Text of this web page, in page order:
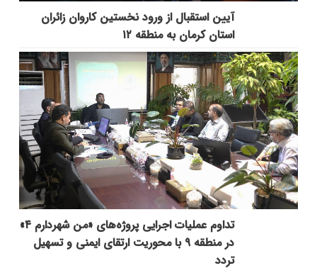
آیین استقبال از ورود نخستین کاروان زائران
استان کرمان به منطقه ۱۲
تداوم عملیات اجرایی پروژه‌های «من شهردارم ۴»
در منطقه ۹ با محوریت ارتقای ایمنی و تسهیل
تردد